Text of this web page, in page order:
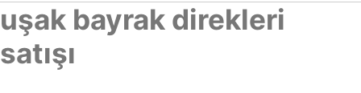
uşak bayrak direkleri
satışı